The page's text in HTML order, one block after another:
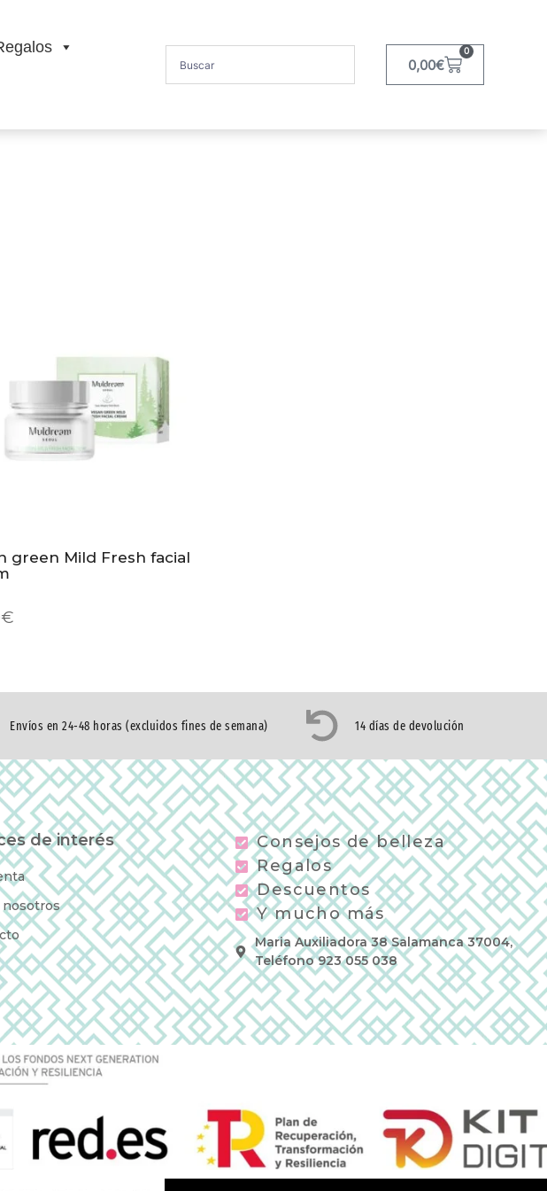
0,00€
0
green Mild Fresh facial
€
Envíos en 24-48 horas (excluidos fines de semana) 14 días de devolución
de interés
nosotros
Consejos de belleza
Regalos
Descuentos
Y mucho más
Maria Auxiliadora 38 Salamanca 37004,
Teléfono 923 055 038